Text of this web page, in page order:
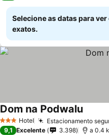
Selecione as datas para
exatos.
3 EstrelasHotel Estacionamento
Dom na PodwaluVer
9,1 Excelente 3.398 a 0.4